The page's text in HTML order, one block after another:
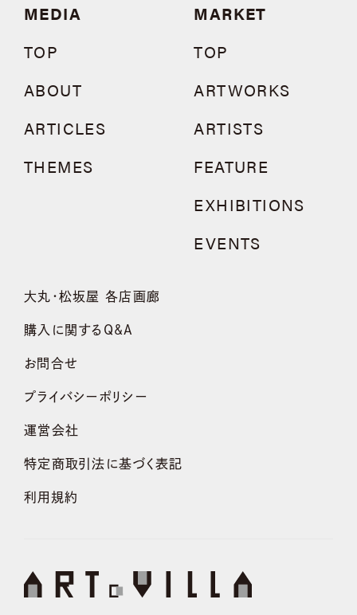
MEDIA
TOP
ABOUT
ARTICLES
THEMES
MARKET
TOP
ARTWORKS
ARTISTS
FEATURE
EXHIBITIONS
EVENTS
大丸・松坂屋 各店画廊
購入に関するQ&A
お問合せ
プライバシーポリシー
運営会社
特定商取引法に基づく表記
利用規約